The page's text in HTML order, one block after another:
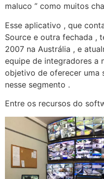
maluco ” como muitos
Esse aplicativo , que
Source e outra fechada ,
2007 na Austrália , e
equipe de integradores a
objetivo de oferecer uma
nesse segmento .
Entre os recursos do